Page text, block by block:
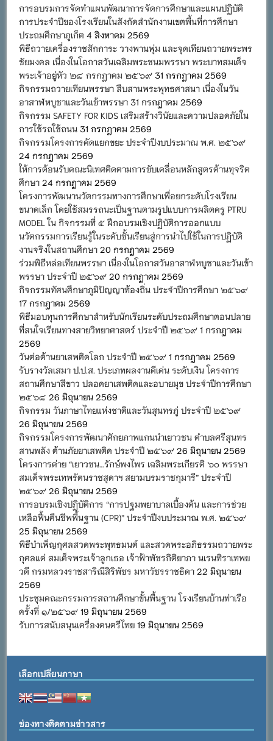
การอบรมการจัดทำแผนพัฒนาการจัดการศึกษาและแผนปฏิบัติ
การประจำปีของโรงเรียนในสังกัดสำนักงานเขตพื้นที่การศึกษา
ประถมศึกษาภูเก็ต 4 สิงหาคม 2569
พิธีถวายเครื่องราชสักการะ วางพานพุ่ม และจุดเทียนถวายพระพร
ชัยมงคล เนื่องในโอกาสวันเฉลิมพระชนมพรรษา พระบาทสมเด็จ
พระเจ้าอยู่หัว ๒๘ กรกฎาคม ๒๕๖๙ 31 กรกฎาคม 2569
กิจกรรมถวายเทียนพรรษา สืบสานพระพุทธศาสนา เนื่องในวัน
อาสาฬหบูชาและวันเข้าพรรษา 31 กรกฎาคม 2569
กิจกรรม SAFETY FOR KIDS เสริมสร้างวินัยและความปลอดภัยใน
การใช้รถใช้ถนน 31 กรกฎาคม 2569
กิจกรรมโครงการคัดแยกขยะ ประจำปีงบประมาณ พ.ศ. ๒๕๖๙
24 กรกฎาคม 2569
ให้การต้อนรับคณะนิเทศติดตามการขับเคลื่อนหลักสูตรต้านทุจริต
ศึกษา 24 กรกฎาคม 2569
โครงการพัฒนานวัตกรรมทางการศึกษาเพื่อยกระดับโรงเรียน
ขนาดเล็ก โดยใช้สมรรถนะเป็นฐานตามรูปแบบการผลิตครู PTRU
MODEL ใน กิจกรรมที่ ๕ ฝึกอบรมเชิงปฏิบัติการออกแบบ
นวัตกรรมการเรียนรู้ในระดับชั้นเรียนสู่การนำไปใช้ในการปฏิบัติ
งานจริงในสถานศึกษา 20 กรกฎาคม 2569
ร่วมพิธีหล่อเทียนพรรษา เนื่องในโอกาสวันอาสาฬหบูชาและวันเข้า
พรรษา ประจำปี ๒๕๖๙ 20 กรกฎาคม 2569
กิจกรรมทัศนศึกษาภูมิปัญญาท้องถิ่น ประจำปีการศึกษา ๒๕๖๙
17 กรกฎาคม 2569
พิธีมอบทุนการศึกษาสำหรับนักเรียนระดับประถมศึกษาตอนปลาย
ที่สนใจเรียนทางสายวิทยาศาสตร์ ประจำปี ๒๕๖๙ 1 กรกฎาคม
2569
วันต่อต้านยาเสพติดโลก ประจำปี ๒๕๖๙ 1 กรกฎาคม 2569
รับรางวัลเสมา ป.ป.ส. ประเภทผลงานดีเด่น ระดับเงิน โครงการ
สถานศึกษาสีขาว ปลอดยาเสพติดและอบายมุข ประจำปีการศึกษา
๒๕๖๘ 26 มิถุนายน 2569
กิจกรรม วันภาษาไทยแห่งชาติและวันสุนทรภู่ ประจำปี ๒๕๖๙
26 มิถุนายน 2569
กิจกรรมโครงการพัฒนาศักยภาพแกนนำเยาวชน ตำบลศรีสุนทร
สานพลัง ต้านภัยยาเสพติด ประจำปี ๒๕๖๙ 26 มิถุนายน 2569
โครงการค่าย “เยาวชน…รักษ์พงไพร เฉลิมพระเกียรติ ๖๐ พรรษา
สมเด็จพระเทพรัตนราชสุดาฯ สยามบรมราชกุมารี” ประจำปี
๒๕๖๙ 26 มิถุนายน 2569
การอบรมเชิงปฏิบัติการ “การปฐมพยาบาลเบื้องต้น และการช่วย
เหลือฟื้นคืนชีพพื้นฐาน (CPR)” ประจำปีงบประมาณ พ.ศ. ๒๕๖๙
25 มิถุนายน 2569
พิธีบำเพ็ญกุศลสวดพระพุทธมนต์ และสวดพระอภิธรรมถวายพระ
กุศลแด่ สมเด็จพระเจ้าลูกเธอ เจ้าฟ้าพัชรกิติยาภา นเรนทิราเทพย
วดี กรมหลวงราชสาริณีสิริพัชร มหาวัชรราชธิดา 22 มิถุนายน
2569
ประชุมคณะกรรมการสถานศึกษาขั้นพื้นฐาน โรงเรียนบ้านท่าเรือ
ครั้งที่ ๑/๒๕๖๙ 19 มิถุนายน 2569
รับการสนับสนุนเครื่องดนตรีไทย 19 มิถุนายน 2569
เลือกเปลี่ยนภาษา
ช่องทางติดตามข่าวสาร